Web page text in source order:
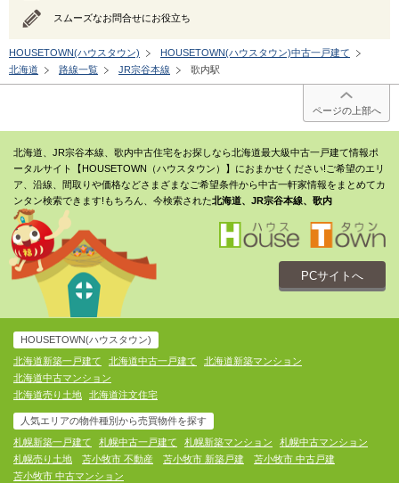
スムーズなお問合せにお役立ち
HOUSETOWN(ハウスタウン)
HOUSETOWN(ハウスタウン)中古一戸建て
北海道
路線一覧 JR宗谷本線 歌内駅
ページの上部へ
北海道、JR宗谷本線、歌内中古住宅をお探しなら北海道最大級中古一戸建て情報ポ
ータルサイト【HOUSETOWN（ハウスタウン）】におまかせください!ご希望のエリ
ア、沿線、間取りや価格などさまざまなご希望条件から中古一軒家情報をまとめてカ
ンタン検索できます!もちろん、今検索された北海道、JR宗谷本線、歌内
PCサイトへ
HOUSETOWN(ハウスタウン)
北海道新築一戸建て
北海道中古一戸建て
北海道新築マンション
北海道中古マンション
北海道売り土地
北海道注文住宅
人気エリアの物件種別から売買物件を探す
札幌新築一戸建て
札幌中古一戸建て 札幌新築マンション
札幌中古マンション
札幌売り土地
苫小牧市 不動産 苫小牧市 新築戸建
苫小牧市 中古戸建
苫小牧市 中古マンション